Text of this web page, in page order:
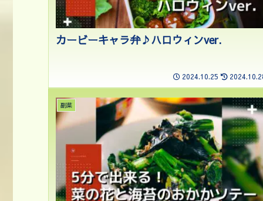
カービーキャラ弁♪ハロウィンver.
2024.10.25
副菜